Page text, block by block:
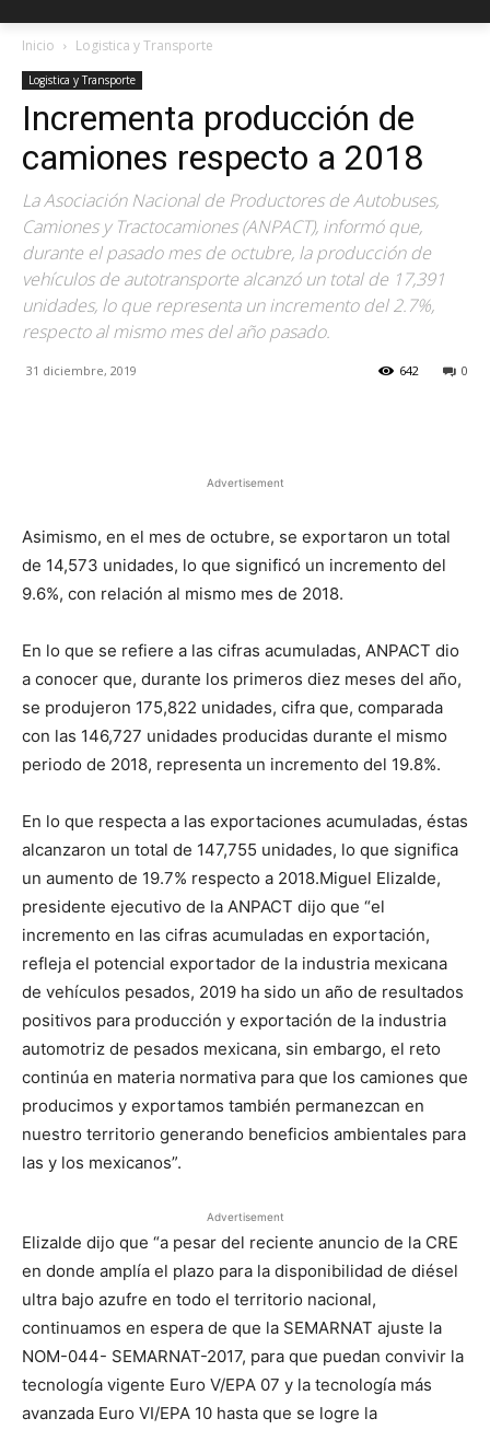
Inicio Logistica y Transporte
Logistica y Transporte
Incrementa producción de
camiones respecto a 2018
La Asociación Nacional de Productores de Autobuses,
Camiones y Tractocamiones (ANPACT), informó que,
durante el pasado mes de octubre, la producción de
vehículos de autotransporte alcanzó un total de 17,391
unidades, lo que representa un incremento del 2.7%,
respecto al mismo mes del año pasado.
31 diciembre, 2019 0
642
Advertisement
Asimismo, en el mes de octubre, se exportaron un total
de 14,573 unidades, lo que significó un incremento del
9.6%, con relación al mismo mes de 2018.
En lo que se refiere a las cifras acumuladas, ANPACT dio
a conocer que, durante los primeros diez meses del año,
se produjeron 175,822 unidades, cifra que, comparada
con las 146,727 unidades producidas durante el mismo
periodo de 2018, representa un incremento del 19.8%.
En lo que respecta a las exportaciones acumuladas, éstas
alcanzaron un total de 147,755 unidades, lo que significa
un aumento de 19.7% respecto a 2018.Miguel Elizalde,
presidente ejecutivo de la ANPACT dijo que “el
incremento en las cifras acumuladas en exportación,
refleja el potencial exportador de la industria mexicana
de vehículos pesados, 2019 ha sido un año de resultados
positivos para producción y exportación de la industria
automotriz de pesados mexicana, sin embargo, el reto
continúa en materia normativa para que los camiones que
producimos y exportamos también permanezcan en
nuestro territorio generando beneficios ambientales para
las y los mexicanos”.
Advertisement
Elizalde dijo que “a pesar del reciente anuncio de la CRE
en donde amplía el plazo para la disponibilidad de diésel
ultra bajo azufre en todo el territorio nacional,
continuamos en espera de que la SEMARNAT ajuste la
NOM-044- SEMARNAT-2017, para que puedan convivir la
tecnología vigente Euro V/EPA 07 y la tecnología más
avanzada Euro VI/EPA 10 hasta que se logre la